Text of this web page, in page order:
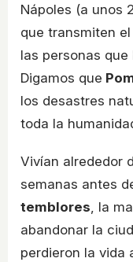
Nápoles (a unos
que transmiten
las personas
Digamos que
los desastres
toda la
Vivían alrededor
semanas antes
temblores , la
abandonar la
perdieron la vida